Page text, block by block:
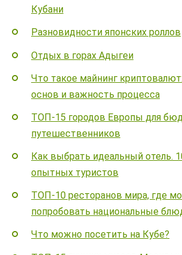
Кубани
Разновидности японских роллов
Отдых в горах Адыгеи
Что такое майнинг
основ и важность процесса
ТОП-15 городов Европы для
путешественников
Как выбрать идеальный отель.
опытных туристов
ТОП-10 ресторанов мира, где
попробовать национальные
Что можно посетить на Кубе?